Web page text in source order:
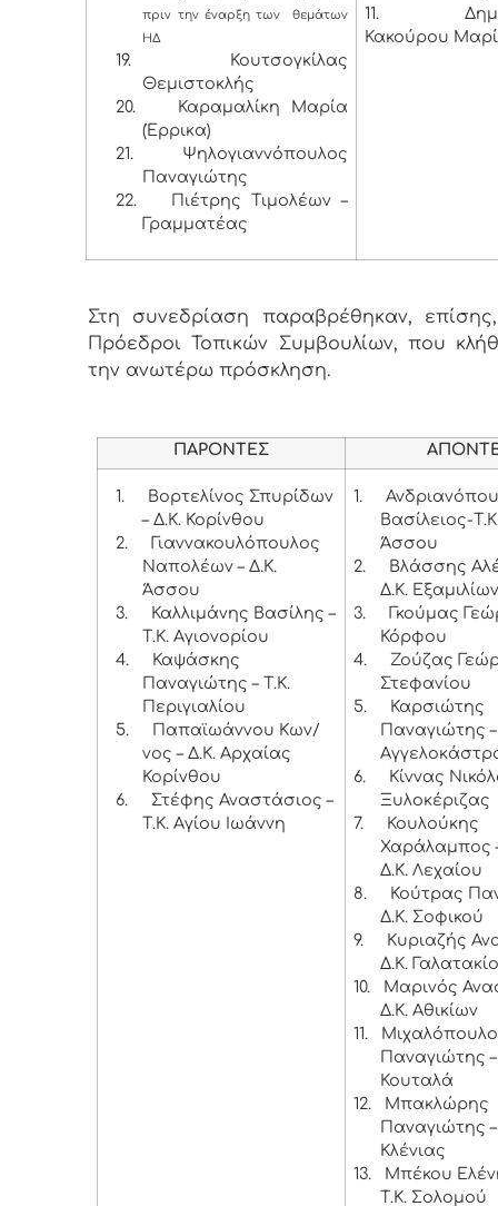
πριν την έναρξη των θεμάτων
ΗΔ
19.
Κουτσογκίλας
Θεμιστοκλής
20.
Καραμαλίκη Μαρία
(Έρρικα)
21.
Ψηλογιαννόπουλος
Παναγιώτης
22.
Πιέτρης Τιμολέων –
Γραμματέας
11.
Κακούρου
Στη συνεδρίαση παραβρέθηκαν, επίσης,
Πρόεδροι Τοπικών Συμβουλίων, που
την ανωτέρω πρόσκληση.
ΠΑΡΟΝΤΕΣ
1.
Βορτελίνος Σπυρίδων
– Δ.Κ. Κορίνθου
2.
Γιαννακουλόπουλος
Ναπολέων – Δ.Κ.
Άσσου
3.
Καλλιμάνης Βασίλης –
Τ.Κ. Αγιονορίου
4.
Καψάσκης
Παναγιώτης – Τ.Κ.
Περιγιαλίου
5.
Παπαϊωάννου Κων/
νος – Δ.Κ. Αρχαίας
Κορίνθου
6.
Στέφης Αναστάσιος –
Τ.Κ. Αγίου Ιωάννη
1.
Βασίλειος-
Άσσου
2.
Βλάσσης
Δ.Κ. Εξαμιλίων
3.
Γκούμας
Κόρφου
4.
Ζούζας
Στεφανίου
5.
Καρσιώτης
Παναγιώτης –
6.
Κίννας
Ξυλοκέριζας
7.
Κουλούκης
Χαράλαμπος
Δ.Κ. Λεχαίου
8.
Κούτρας
Δ.Κ. Σοφικού
9.
Κυριαζής
Δ.Κ.
10.
Μαρινός
Δ.Κ. Αθικίων
11.
Παναγιώτης –
Κουταλά
12.
Μπακλώρης
Παναγιώτης –
Κλένιας
13.
Μπέκου
Τ.Κ. Σολομού